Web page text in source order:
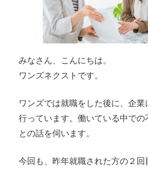
みなさん、こんにちは。
ワンズネクストです。
ワンズでは就職をした後に、企
行っています。働いている中で
との話を伺います。
今回も、昨年就職された方の２